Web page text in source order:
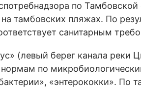
по
тамбовских пляжах. По
санитарным
(левый берег канала реки
нормам по
«энтерококки». По